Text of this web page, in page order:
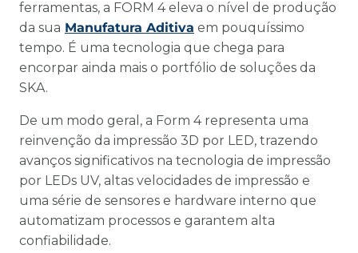
ferramentas, a FORM 4 eleva o nível de produção
da sua Manufatura Aditiva em pouquíssimo
tempo. É uma tecnologia que chega para
encorpar ainda mais o portfólio de soluções da
SKA.
De um modo geral, a Form 4 representa uma
reinvenção da impressão 3D por LED, trazendo
avanços significativos na tecnologia de impressão
por LEDs UV, altas velocidades de impressão e
uma série de sensores e hardware interno que
automatizam processos e garantem alta
confiabilidade.